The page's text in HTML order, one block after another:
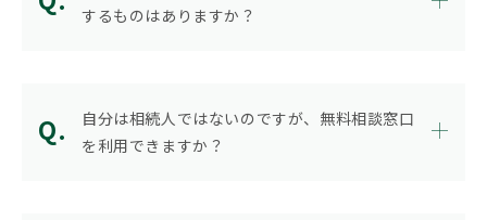
するものはありますか？
自分は相続人ではないのですが、無料相談窓口
を利用できますか？